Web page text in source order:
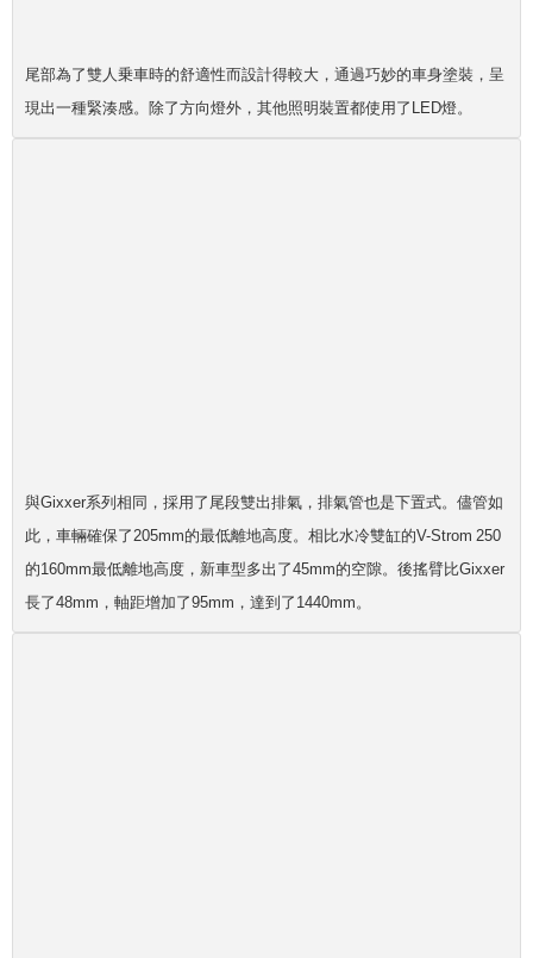
尾部為了雙人乗車時的舒適性而設計得較大，通過巧妙的車身塗裝，呈
現出一種緊湊感。除了方向燈外，其他照明裝置都使用了LED燈。
與Gixxer系列相同，採用了尾段雙出排氣，排氣管也是下置式。儘管如
此，車輛確保了205mm的最低離地高度。相比水冷雙缸的V-Strom 250
的160mm最低離地高度，新車型多出了45mm的空隙。後搖臂比Gixxer
長了48mm，軸距增加了95mm，達到了1440mm。